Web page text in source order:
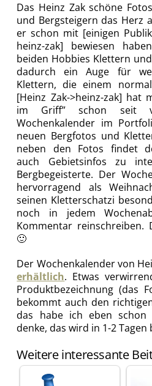
Das Heinz Zak schöne
und Bergsteigern das Herz
er schon mit [einigen
heinz-zak] bewiesen
beiden Hobbies Klettern
dadurch ein Auge für
Klettern, die einem
[Heinz Zak->heinz-zak] hat
im Griff” schon seit
Wochenkalender im
neuen Bergfotos und
neben den Fotos findet
auch Gebietsinfos zu
Bergbegeisterte. Der
hervorragend als
seinen Kletterschatzi
noch in jedem
Kommentar
🙂
Der Wochenkalender von
erhältlich. Etwas
Produktbezeichnung (das
bekommt auch den
das habe ich eben schon
denke, das wird in 1-2 Tagen
Weitere interessante